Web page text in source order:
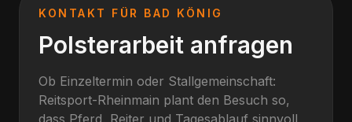
KONTAKT FÜR BAD KÖNIG
Polsterarbeit anfragen
Ob Einzeltermin oder Stallgemeinschaft:
Reitsport-Rheinmain plant den Besuch so,
dass Pferd, Reiter und Tagesablauf sinnvoll